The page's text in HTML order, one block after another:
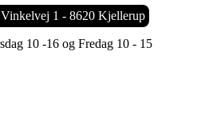
10 -16 og Fredag 10 - 15
1 - 8620 Kjellerup